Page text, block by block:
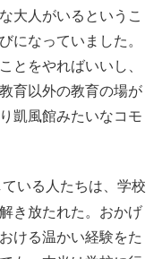
大人がいるというこ
になっていました。
とをやればいいし、
育以外の教育の場が
凱風館みたいなコモ
いる人たちは、学校
き放たれた。おかげ
ける温かい経験をた